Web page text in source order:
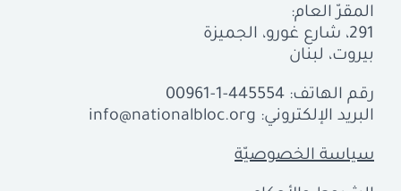
المقرّ العام:
291، شارع غورو، الجميزة
بيروت، لبنان
رقم الهاتف: 00961-1-445554
البريد الإلكتروني: info@nationalbloc.org
سياسة الخصوصيّة